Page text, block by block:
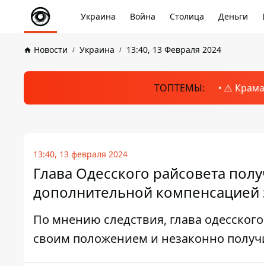
Украина Война Столица Деньги
Новости Украина 13:40, 13 Февраля 2024
ТОПТЕМЫ: ⚠️
13:40, 13 февраля 2024
Глава Одесского райсовета
дополнительной компенсацией
По мнению следствия, глава
своим положением и незаконно